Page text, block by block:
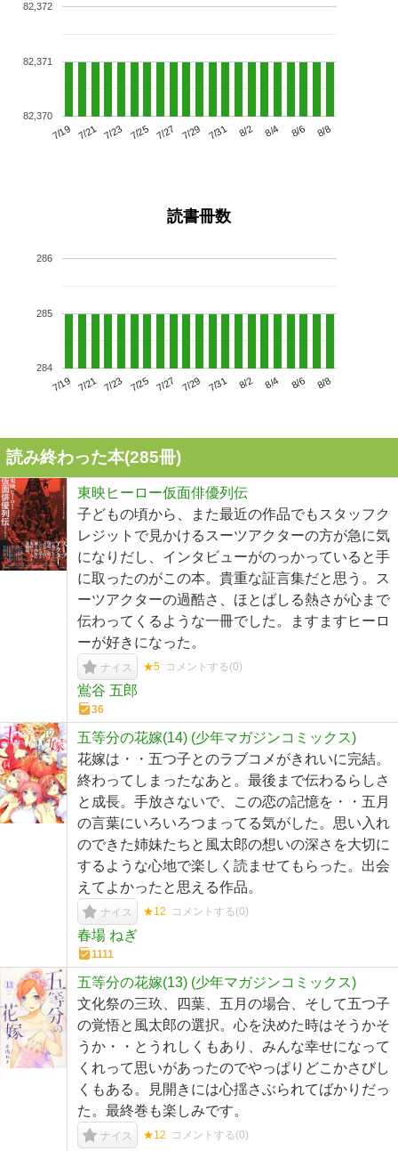
7/19 7/21 7/23 7/25 7/27 7/29 7/31 8/2 8/4 8/6 8/8
82,370
82,371
82,372
読書冊数
7/19 7/21 7/23 7/25 7/27 7/29 7/31 8/2 8/4 8/6 8/8
284
285
286
読み終わった本(285冊)
東映ヒーロー仮面俳優列伝
子どもの頃から、また最近の作品でもスタッフク
レジットで見かけるスーツアクターの方が急に気
になりだし、インタビューがのっかっていると手
に取ったのがこの本。貴重な証言集だと思う。ス
ーツアクターの過酷さ、ほとばしる熱さが心まで
伝わってくるような一冊でした。ますますヒーロ
ーが好きになった。
ナイス ★5 コメントする(0)
鴬谷 五郎
36
五等分の花嫁(14) (少年マガジンコミックス)
花嫁は・・五つ子とのラブコメがきれいに完結。
終わってしまったなあと。最後まで伝わるらしさ
と成長。手放さないで、この恋の記憶を・・五月
の言葉にいろいろつまってる気がした。思い入れ
のできた姉妹たちと風太郎の想いの深さを大切に
するような心地で楽しく読ませてもらった。出会
えてよかったと思える作品。
ナイス ★12 コメントする(0)
春場 ねぎ
1111
五等分の花嫁(13) (少年マガジンコミックス)
文化祭の三玖、四葉、五月の場合、そして五つ子
の覚悟と風太郎の選択。心を決めた時はそうかそ
うか・・とうれしくもあり、みんな幸せになって
くれって思いがあったのでやっぱりどこかさびし
くもある。見開きには心揺さぶられてばかりだっ
た。最終巻も楽しみです。
ナイス ★12 コメントする(0)